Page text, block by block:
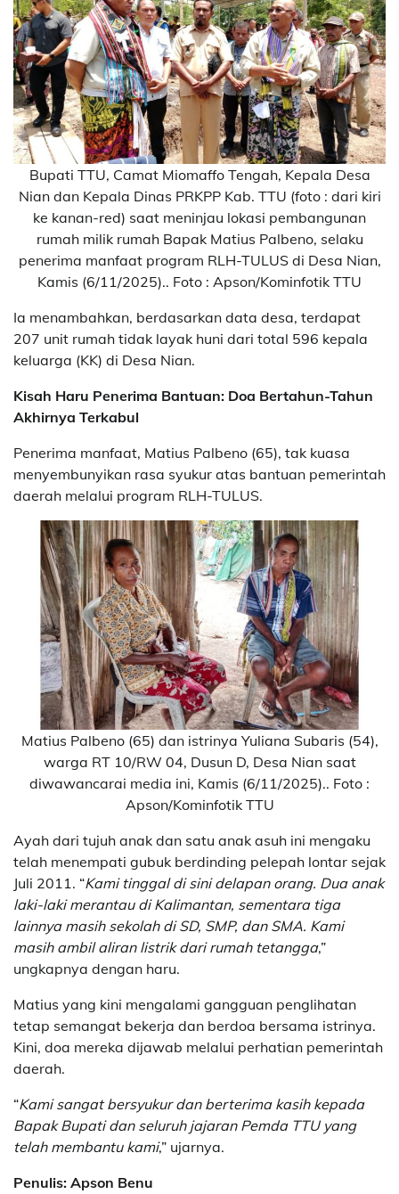
Bupati TTU, Camat Miomaffo Tengah, Kepala Desa
Nian dan Kepala Dinas PRKPP Kab. TTU (foto : dari kiri
ke kanan-red) saat meninjau lokasi pembangunan
rumah milik rumah Bapak Matius Palbeno, selaku
penerima manfaat program RLH-TULUS di Desa Nian,
Kamis (6/11/2025).. Foto : Apson/Kominfotik TTU
Ia menambahkan, berdasarkan data desa, terdapat
207 unit rumah tidak layak huni dari total 596 kepala
keluarga (KK) di Desa Nian.
Kisah Haru Penerima Bantuan: Doa Bertahun-Tahun
Akhirnya Terkabul
Penerima manfaat, Matius Palbeno (65), tak kuasa
menyembunyikan rasa syukur atas bantuan pemerintah
daerah melalui program RLH-TULUS.
Matius Palbeno (65) dan istrinya Yuliana Subaris (54),
warga RT 10/RW 04, Dusun D, Desa Nian saat
diwawancarai media ini, Kamis (6/11/2025).. Foto :
Apson/Kominfotik TTU
Ayah dari tujuh anak dan satu anak asuh ini mengaku
telah menempati gubuk berdinding pelepah lontar sejak
Juli 2011. “Kami tinggal di sini delapan orang. Dua anak
laki-laki merantau di Kalimantan, sementara tiga
lainnya masih sekolah di SD, SMP, dan SMA. Kami
masih ambil aliran listrik dari rumah tetangga,”
ungkapnya dengan haru.
Matius yang kini mengalami gangguan penglihatan
tetap semangat bekerja dan berdoa bersama istrinya.
Kini, doa mereka dijawab melalui perhatian pemerintah
daerah.
“Kami sangat bersyukur dan berterima kasih kepada
Bapak Bupati dan seluruh jajaran Pemda TTU yang
telah membantu kami,” ujarnya.
Penulis: Apson Benu